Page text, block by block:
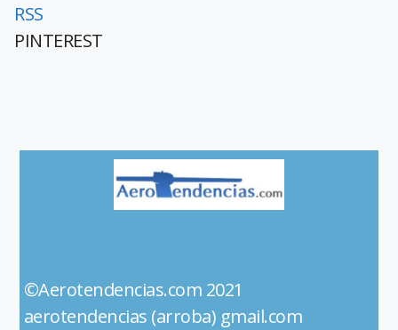
RSS
PINTEREST
©Aerotendencias.com 2021
aerotendencias (arroba) gmail.com